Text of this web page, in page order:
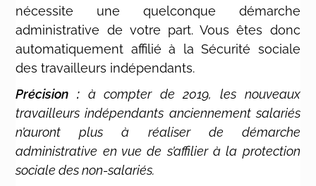
nécessite une quelconque démarche
administrative de votre part. Vous êtes donc
automatiquement affilié à la Sécurité sociale
des travailleurs indépendants.
Précision : à compter de 2019, les nouveaux
travailleurs indépendants anciennement salariés
n’auront plus à réaliser de démarche
administrative en vue de s’affilier à la protection
sociale des non-salariés.